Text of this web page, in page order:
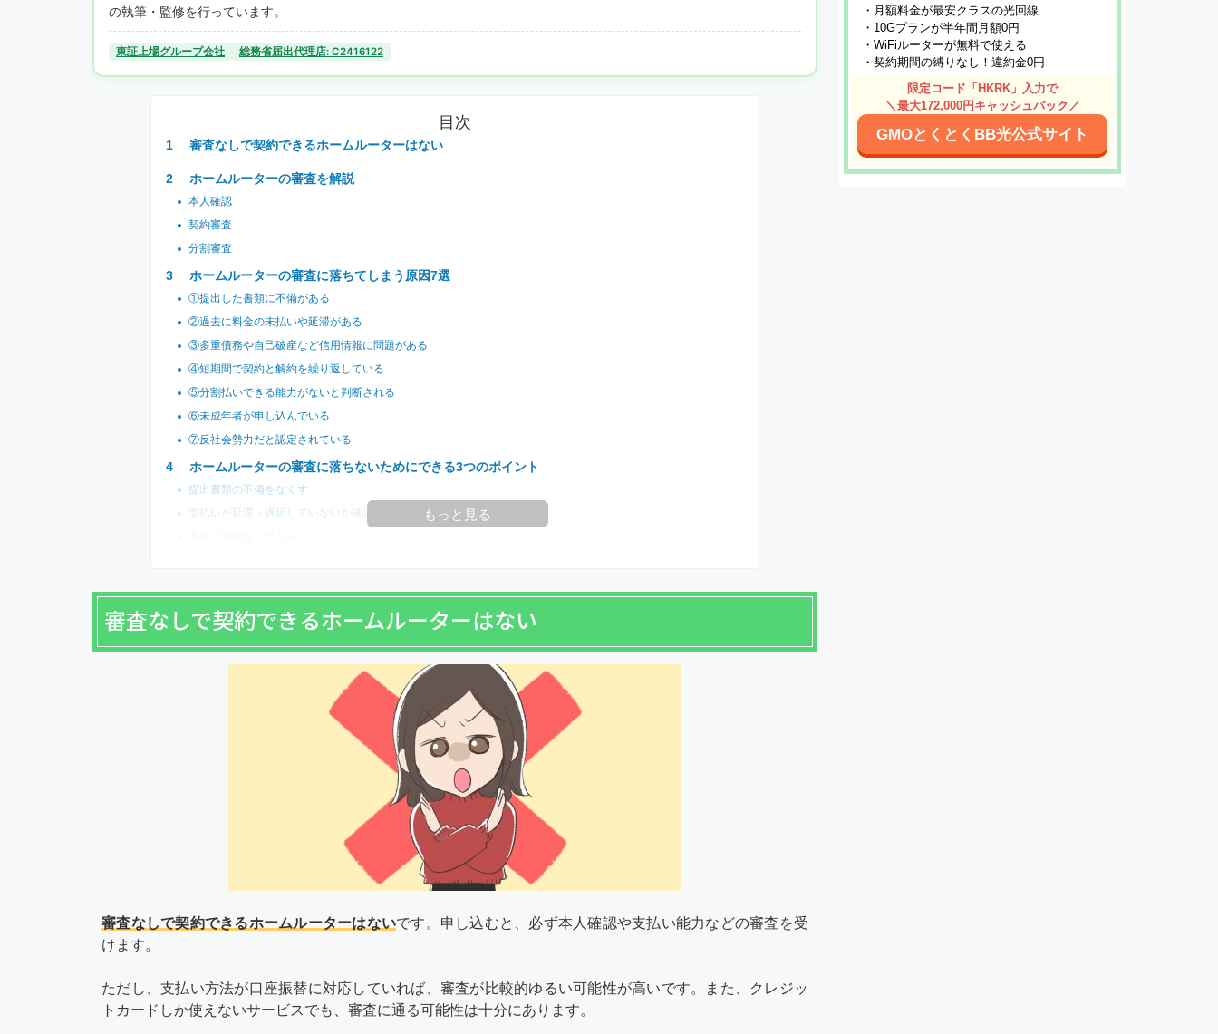
の執筆・監修を行っています。
東証上場グループ会社 総務省届出代理店: C2416122
目次
審査なしで契約できるホームルーターはない
ホームルーターの審査を解説
本人確認
契約審査
分割審査
ホームルーターの審査に落ちてしまう原因7選
①提出した書類に不備がある
②過去に料金の未払いや延滞がある
③多重債務や自己破産など信用情報に問題がある
④短期間で契約と解約を繰り返している
⑤分割払いできる能力がないと判断される
⑥未成年者が申し込んでいる
⑦反社会勢力だと認定されている
ホームルーターの審査に落ちないためにできる3つのポイント
提出書類の不備をなくす
支払いが延滞・遅延していないか確認する
もっと見る
審査なしで契約できるホームルーターはない
審査なしで契約できるホームルーターはないです。申し込むと、必ず本人確認や支払い能力などの審査を受
けます。
ただし、支払い方法が口座振替に対応していれば、審査が比較的ゆるい可能性が高いです。また、クレジッ
トカードしか使えないサービスでも、審査に通る可能性は十分にあります。
・月額料金が最安クラスの光回線
・10Gプランが半年間月額0円
・WiFiルーターが無料で使える
・契約期間の縛りなし！違約金0円
限定コード「HKRK」入力で
＼最大172,000円キャッシュバック／
GMOとくとくBB光公式サイト